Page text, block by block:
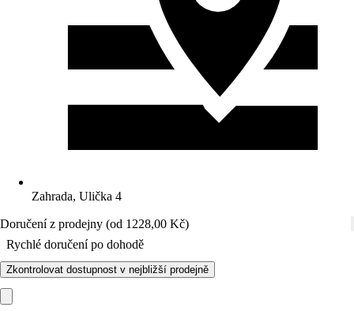
Zahrada, Ulička 4
Doručení z prodejny (od 1228,00 Kč)
Rychlé doručení po dohodě
Zkontrolovat dostupnost v nejbližší prodejně